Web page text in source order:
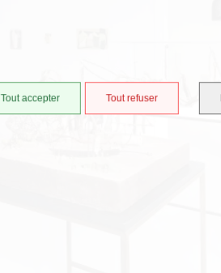
Tout accepter Tout refuser